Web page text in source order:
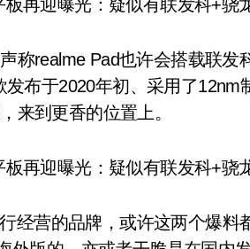
称realme Pad也许会搭载联发
布于2020年初、采用了12nm
来到更香的位置上。
经营的品牌，或许这两个爆料